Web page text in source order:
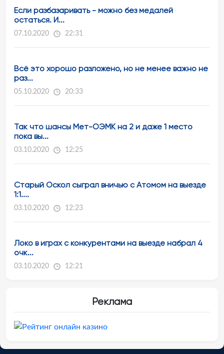
Если разбазаривать - можно без медалей
остаться. И...
07.10.2020 22:31
Всё это хорошо разложено, но не менее важно не
раз...
05.10.2020 20:33
Так что шансы Мет-ОЭМК на 2 и даже 1 место
пока вы...
03.10.2020 12:25
Старый Оскол сыграл вничью с Атомом на выезде
1:1....
03.10.2020 12:23
Локо в играх с конкурентами на выезде набрал 4
очк...
03.10.2020 12:21
Реклама